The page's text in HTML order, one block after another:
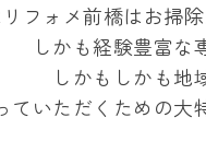
フォメ前橋はお掃
しかも経験豊富な
しかもしかも地
ていただくための大